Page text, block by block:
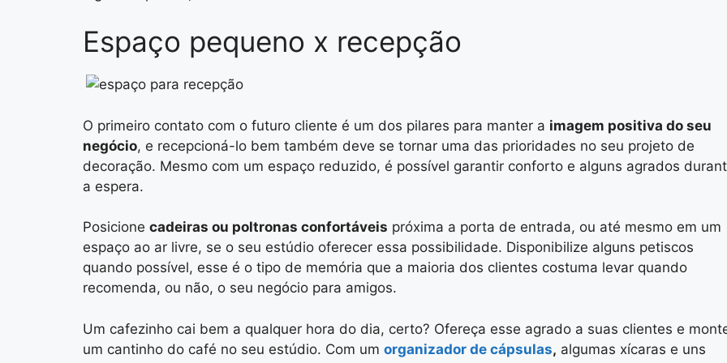
Espaço pequeno x recepção
O primeiro contato com o futuro cliente é um dos pilares para manter a imagem positiva do seu
negócio, e recepcioná-lo bem também deve se tornar uma das prioridades no seu projeto de
decoração. Mesmo com um espaço reduzido, é possível garantir conforto e alguns agrados
a espera.
Posicione cadeiras ou poltronas confortáveis próxima a porta de entrada, ou até mesmo em um
espaço ao ar livre, se o seu estúdio oferecer essa possibilidade. Disponibilize alguns petiscos
quando possível, esse é o tipo de memória que a maioria dos clientes costuma levar quando
recomenda, ou não, o seu negócio para amigos.
Um cafezinho cai bem a qualquer hora do dia, certo? Ofereça esse agrado a suas clientes e
um cantinho do café no seu estúdio. Com um organizador de cápsulas, algumas xícaras e uns